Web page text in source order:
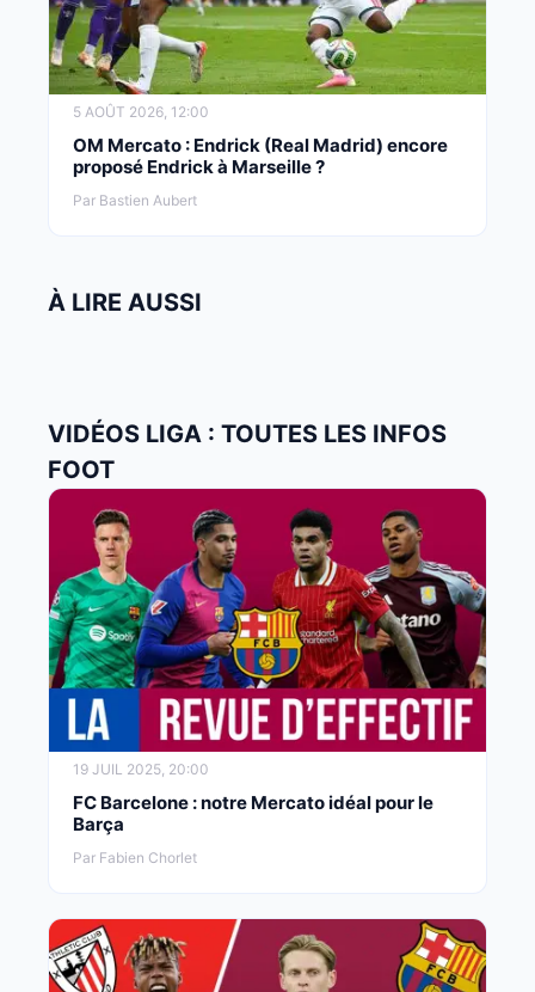
5 AOÛT 2026, 12:00
OM Mercato : Endrick (Real Madrid) encore
proposé Endrick à Marseille ?
Par Bastien Aubert
À LIRE AUSSI
VIDÉOS LIGA : TOUTES LES INFOS
FOOT
19 JUIL 2025, 20:00
FC Barcelone : notre Mercato idéal pour le
Barça
Par Fabien Chorlet